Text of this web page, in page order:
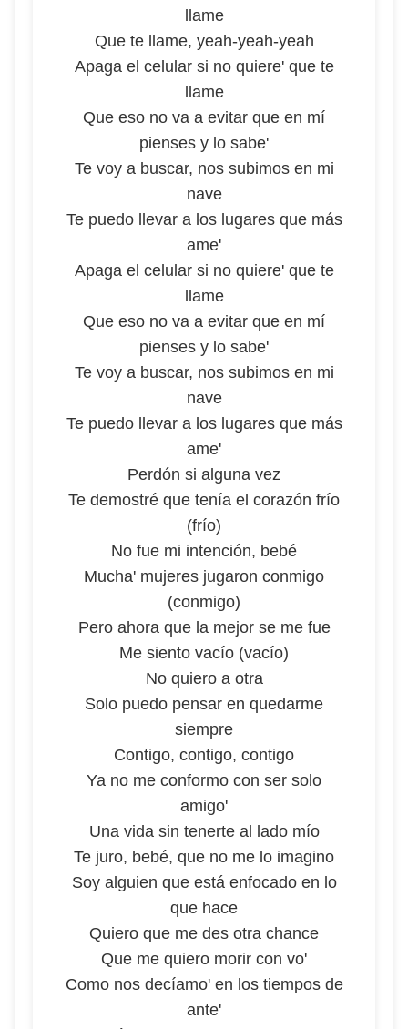
llame
Que te llame, yeah-yeah-yeah
Apaga el celular si no quiere' que te
llame
Que eso no va a evitar que en mí
pienses y lo sabe'
Te voy a buscar, nos subimos en mi
nave
Te puedo llevar a los lugares que más
ame'
Apaga el celular si no quiere' que te
llame
Que eso no va a evitar que en mí
pienses y lo sabe'
Te voy a buscar, nos subimos en mi
nave
Te puedo llevar a los lugares que más
ame'
Perdón si alguna vez
Te demostré que tenía el corazón frío
(frío)
No fue mi intención, bebé
Mucha' mujeres jugaron conmigo
(conmigo)
Pero ahora que la mejor se me fue
Me siento vacío (vacío)
No quiero a otra
Solo puedo pensar en quedarme
siempre
Contigo, contigo, contigo
Ya no me conformo con ser solo
amigo'
Una vida sin tenerte al lado mío
Te juro, bebé, que no me lo imagino
Soy alguien que está enfocado en lo
que hace
Quiero que me des otra chance
Que me quiero morir con vo'
Como nos decíamo' en los tiempos de
ante'